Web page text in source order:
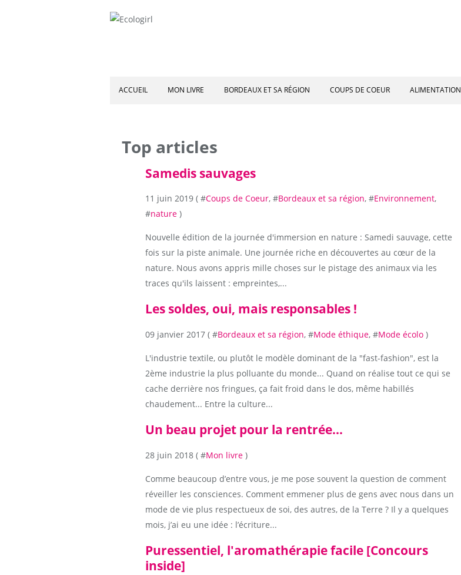
ACCUEIL MON LIVRE BORDEAUX ET SA RÉGION COUPS DE COEUR ALIMENTATION
Top articles
Samedis sauvages
11 juin 2019 ( #Coups de Coeur, #Bordeaux et sa région, #Environnement,
#nature )
Nouvelle édition de la journée d'immersion en nature : Samedi sauvage, cette
fois sur la piste animale. Une journée riche en découvertes au cœur de la
nature. Nous avons appris mille choses sur le pistage des animaux via les
traces qu'ils laissent : empreintes,...
Les soldes, oui, mais responsables !
09 janvier 2017 ( #Bordeaux et sa région, #Mode éthique, #Mode écolo )
L'industrie textile, ou plutôt le modèle dominant de la "fast-fashion", est la
2ème industrie la plus polluante du monde... Quand on réalise tout ce qui se
cache derrière nos fringues, ça fait froid dans le dos, même habillés
chaudement... Entre la culture...
Un beau projet pour la rentrée...
28 juin 2018 ( #Mon livre )
Comme beaucoup d’entre vous, je me pose souvent la question de comment
réveiller les consciences. Comment emmener plus de gens avec nous dans un
mode de vie plus respectueux de soi, des autres, de la Terre ? Il y a quelques
mois, j’ai eu une idée : l’écriture...
Puressentiel, l'aromathérapie facile [Concours
inside]